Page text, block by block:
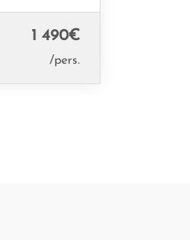
1 490€
/pers.